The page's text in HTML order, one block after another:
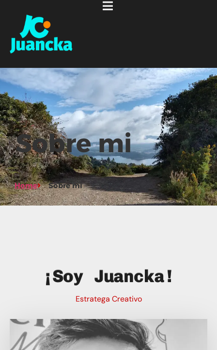
Sobre mi
Home Sobre mi
¡Soy Juancka!
Estratega Creativo